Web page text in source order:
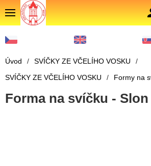
Úvod / SVÍČKY ZE VČELÍHO VOSKU
/
SVÍČKY ZE VČELÍHO VOSKU
/ Formy na
Forma na svíčku - Slon